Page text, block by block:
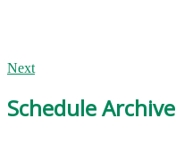
Next
Schedule Archive